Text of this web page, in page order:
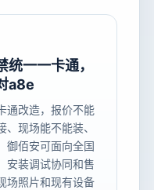
一一卡通，
a8e
通改造，报价不能
现场能不能装、
御佰安可面向全国
安装调试协同和售
场照片和现有设备